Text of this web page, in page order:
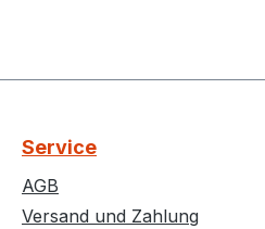
Service
AGB
Versand und Zahlung